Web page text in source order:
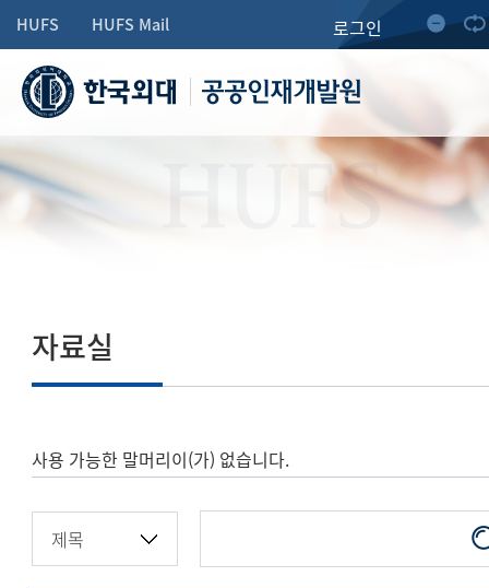
HUFS HUFS Mail 로그인
공공인재개발원
HUFS
자료실
사용 가능한 말머리이(가) 없습니다.